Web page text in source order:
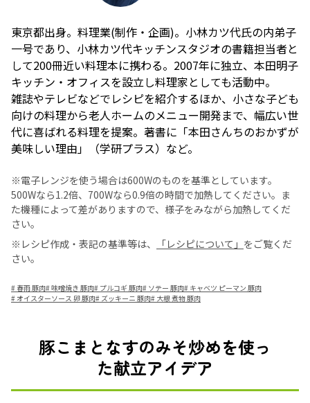
東京都出身。料理業(制作・企画)。小林カツ代氏の内弟子
一号であり、小林カツ代キッチンスタジオの書籍担当者と
して200冊近い料理本に携わる。2007年に独立、本田明子
キッチン・オフィスを設立し料理家としても活動中。
雑誌やテレビなどでレシピを紹介するほか、小さな子ども
向けの料理から老人ホームのメニュー開発まで、幅広い世
代に喜ばれる料理を提案。著書に「本田さんちのおかずが
美味しい理由」（学研プラス）など。
※電子レンジを使う場合は600Wのものを基準としています。
500Wなら1.2倍、700Wなら0.9倍の時間で加熱してください。ま
た機種によって差がありますので、様子をみながら加熱してくだ
さい。
※レシピ作成・表記の基準等は、
「レシピについて」 をご覧くだ
さい。
# 春雨 豚肉#味噌焼き 豚肉# プルコギ 豚肉# ソテー 豚肉# キャベツ ピーマン 豚肉
#オイスターソース 卵 豚肉# ズッキーニ 豚肉# 大根 煮物 豚肉
豚こまとなすのみそ炒めを使っ
た献立アイデア